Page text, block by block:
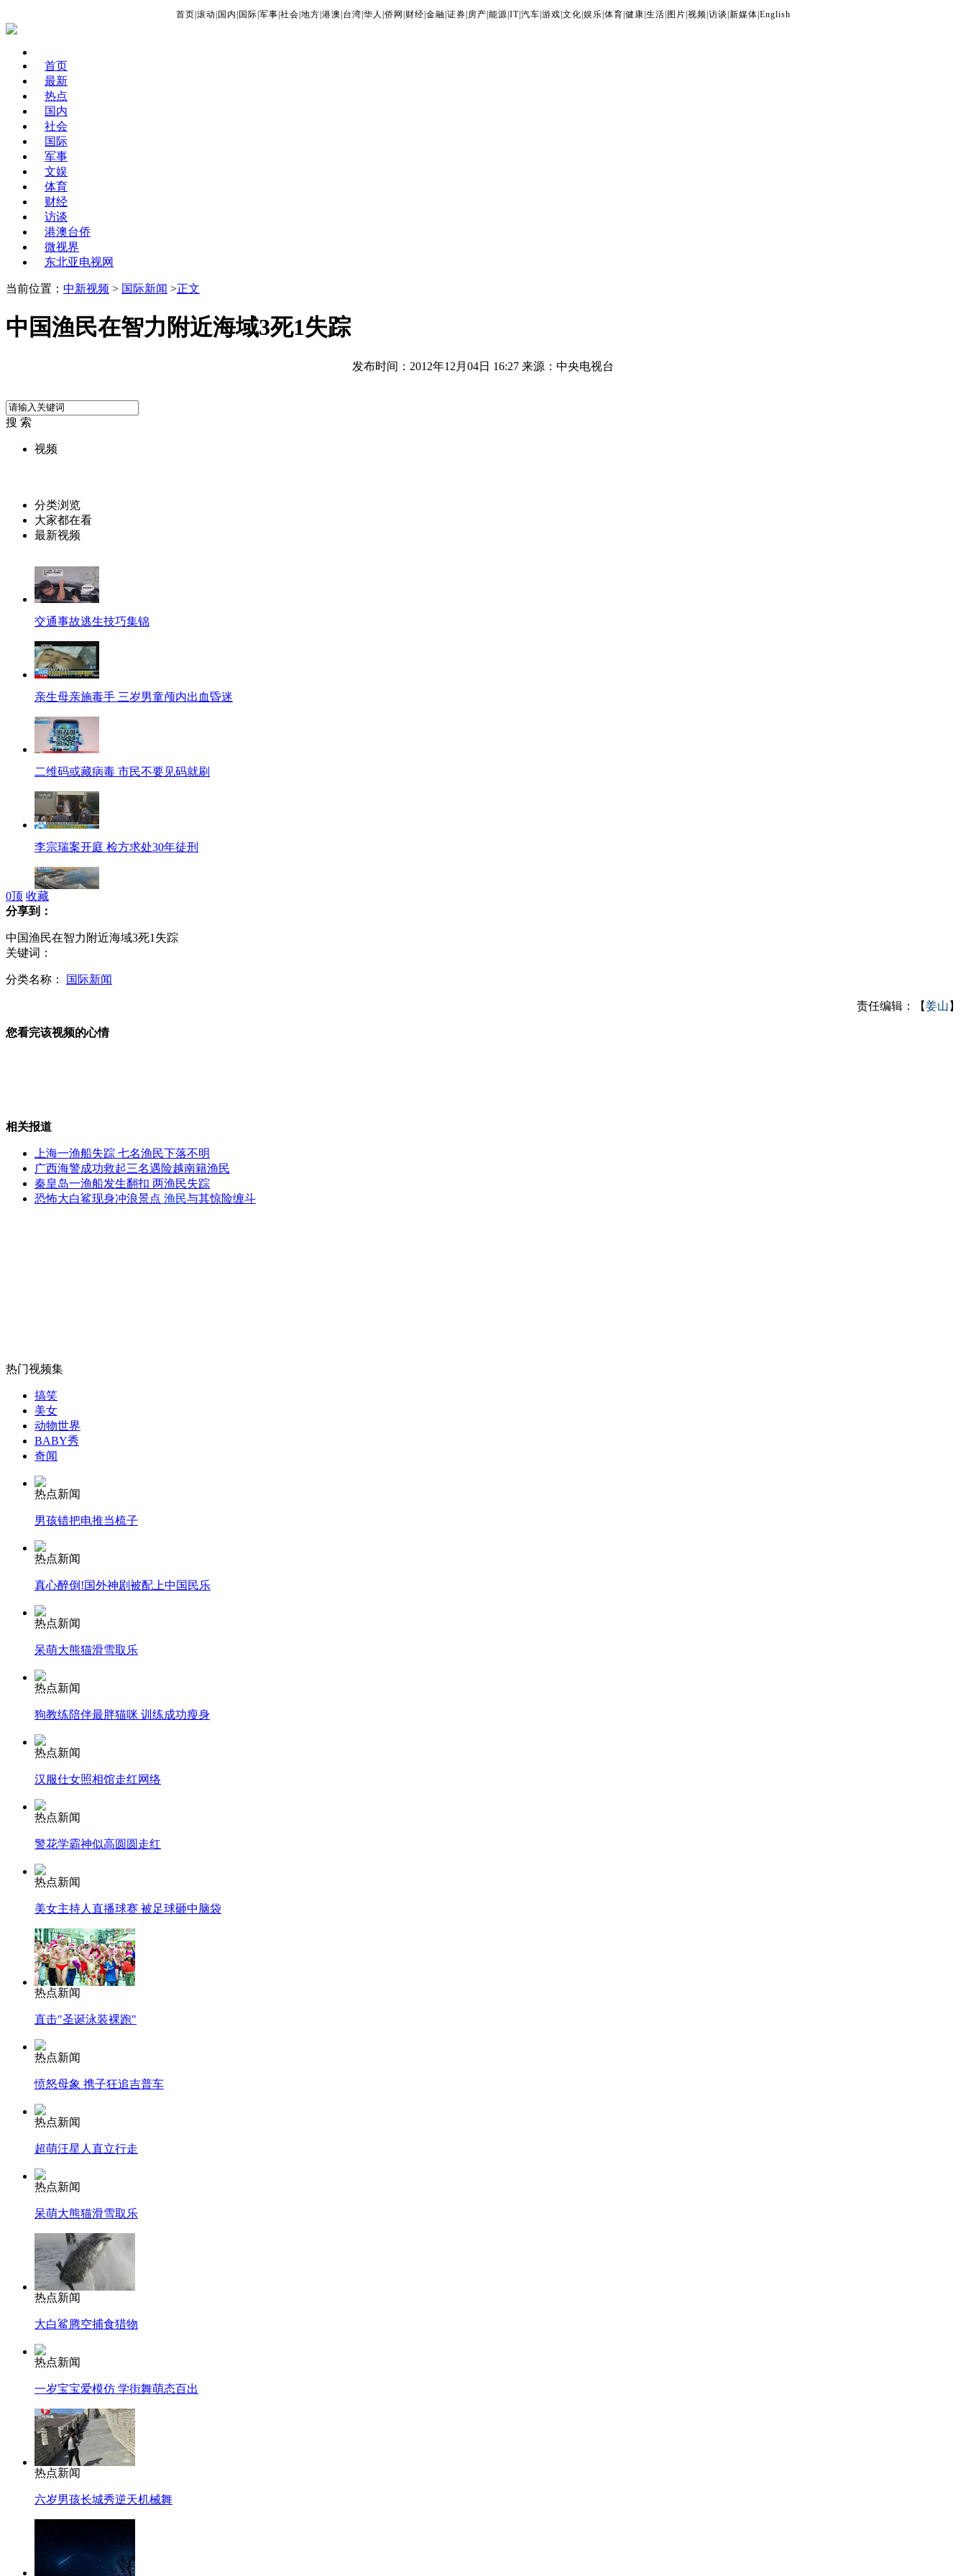
首页 滚动 国内 国际 军事 社会 地方 港澳 台湾 华人 侨网 财经 金融 证券 房产 能源 IT| 汽车 游戏 文化 娱乐 体育 健康 生活 图片 视频 访谈 新媒体 English
首页
最新
热点
国内
社会
国际
军事
文娱
体育
财经
访谈
港澳台侨
微视界
东北亚电视网
当前位置： 中新视频 > 国际新闻 >正文
中国渔民在智力附近海域3死1失踪
发布时间：2012年12月04日 16:27 来源：中央电视台
搜 索
视频
分类浏览
大家都在看
最新视频
交通事故逃生技巧集锦
亲生母亲施毒手 三岁男童颅内出血昏迷
二维码或藏病毒 市民不要见码就刷
李宗瑞案开庭 检方求处30年徒刑
幼儿算不出题 10分钟被幼师抽70耳光
女孩北京地铁殴打老人 痛下狠手拳打脚踢
外交部：反对强权政治霸凌主义
安徽一实载49人客车翻车
消防员救轻生者 花炮节热闹非凡
司机酒驾遇交警 急速倒车逃窜
0顶 收藏
分享到：
中国渔民在智力附近海域3死1失踪
关键词：
分类名称： 国际新闻
责任编辑：【姜山 】
您看完该视频的心情
相关报道
上海一渔船失踪 七名渔民下落不明
广西海警成功救起三名遇险越南籍渔民
秦皇岛一渔船发生翻扣 两渔民失踪
恐怖大白鲨现身冲浪景点 渔民与其惊险缠斗
热门视频集
搞笑
美女
动物世界
BABY秀
奇闻
热点新闻
男孩错把电推当梳子
热点新闻
真心醉倒!国外神剧被配上中国民乐
热点新闻
呆萌大熊猫滑雪取乐
热点新闻
狗教练陪伴最胖猫咪 训练成功瘦身
热点新闻
汉服仕女照相馆走红网络
热点新闻
警花学霸神似高圆圆走红
热点新闻
美女主持人直播球赛 被足球砸中脑袋
热点新闻
直击"圣诞泳装裸跑"
热点新闻
愤怒母象 携子狂追吉普车
热点新闻
超萌汪星人直立行走
热点新闻
呆萌大熊猫滑雪取乐
热点新闻
大白鲨腾空捕食猎物
热点新闻
一岁宝宝爱模仿 学街舞萌态百出
热点新闻
六岁男孩长城秀逆天机械舞